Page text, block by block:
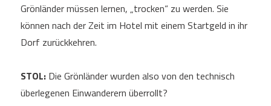
Grönländer müssen lernen, „trocken“ zu werden. Sie
können nach der Zeit im Hotel mit einem Startgeld in ihr
Dorf zurückkehren.
STOL:Die Grönländer wurden also von den technisch
überlegenen Einwanderern überrollt?